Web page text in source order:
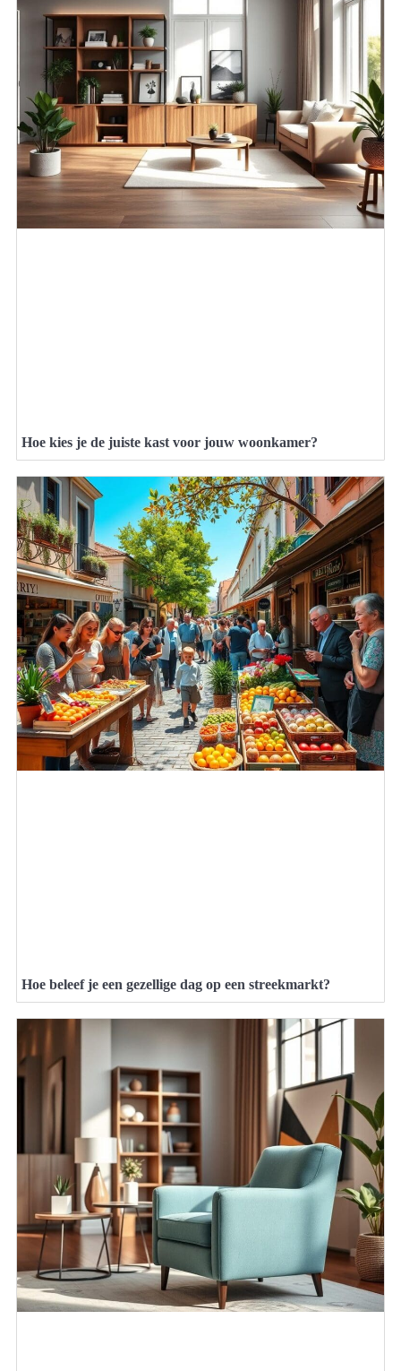
Hoe kies je de juiste kast voor jouw woonkamer?
Hoe beleef je een gezellige dag op een streekmarkt?